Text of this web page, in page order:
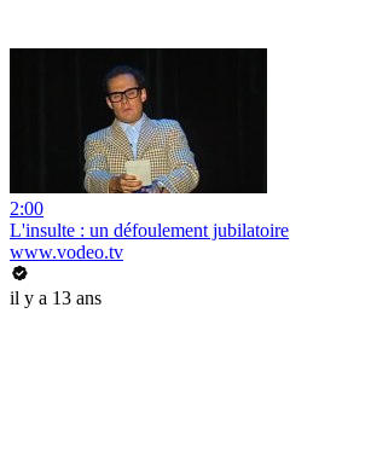
2:00
L'insulte : un défoulement jubilatoire
www.vodeo.tv
il y a 13 ans